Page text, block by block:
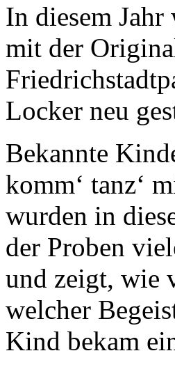
In diesem
mit der
Locker neu
Bekannte
komm‘ tanz‘
wurden in
der Proben
und zeigt, wie
welcher
Kind bekam